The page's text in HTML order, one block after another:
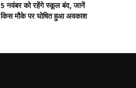
5 नवंबर को रहेंगे स्कूल बंद, जानें
किस मौके पर घोषित हुआ अवकाश